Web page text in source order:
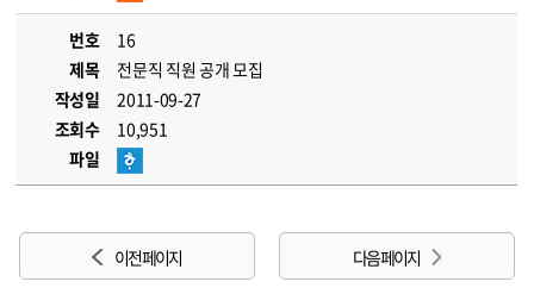
번호
16
제목
전문직 직원 공개 모집
작성일
2011-09-27
조회수
10,951
파일
이전 페이지 다음 페이지